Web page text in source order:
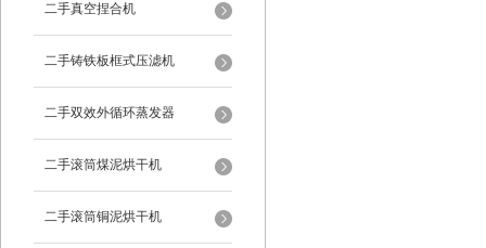
二手真空捏合机
二手铸铁板框式压滤机
二手双效外循环蒸发器
二手滚筒煤泥烘干机
二手滚筒铜泥烘干机